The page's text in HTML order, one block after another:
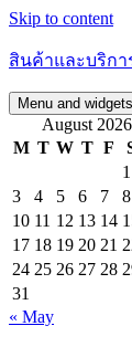
Skip to content
สินค้าและบริก
Menu and widgets
August 2026
M T W T F
1
3
4 5 6 7 8
10 11 12 13 14
17 18 19 20 21
24 25 26 27 28
31
« May